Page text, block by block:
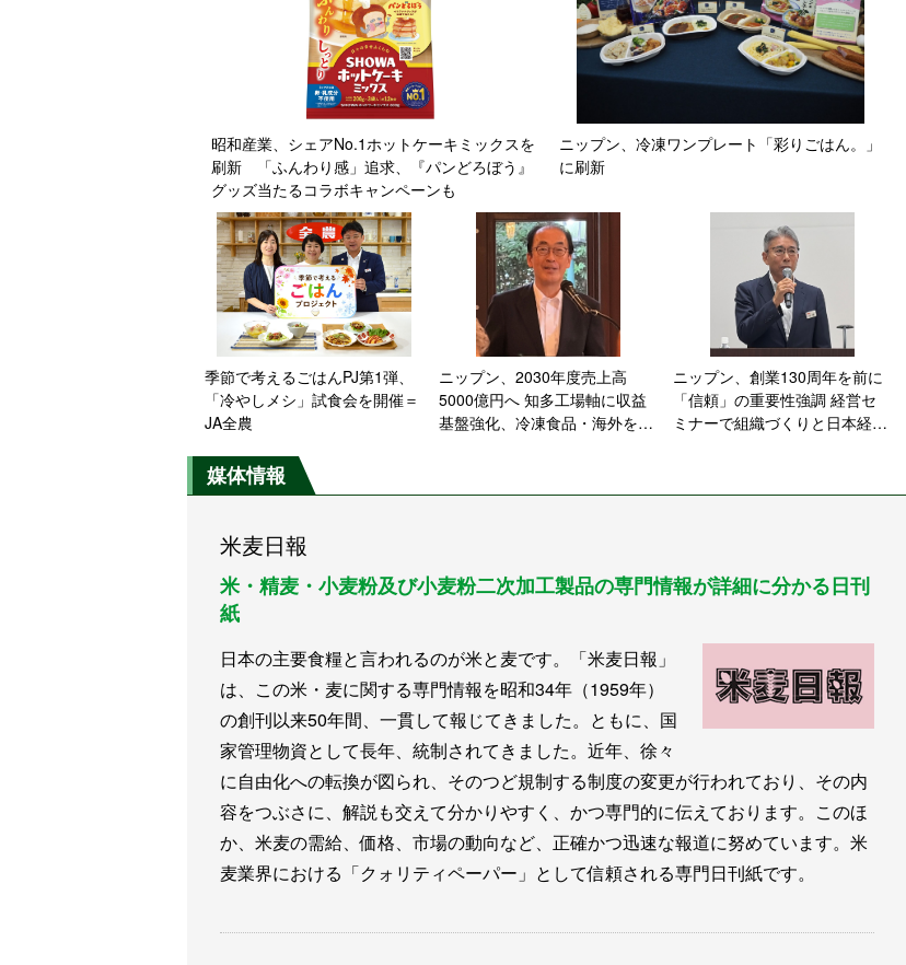
昭和産業、シェアNo.1ホットケーキミックスを
刷新 「ふんわり感」追求、『パンどろぼう』
グッズ当たるコラボキャンペーンも
ニップン、冷凍ワンプレート「彩りごはん。」
に刷新
季節で考えるごはんPJ第1弾、
「冷やしメシ」試食会を開催＝
JA全農
ニップン、2030年度売上高
5000億円へ 知多工場軸に収益
基盤強化、冷凍食品・海外を拡
ニップン、創業130周年を前に
「信頼」の重要性強調 経営セ
ミナーで組織づくりと日本経済
媒体情報
米麦日報
米・精麦・小麦粉及び小麦粉二次加工製品の専門情報が詳細に分かる日刊
紙
日本の主要食糧と言われるのが米と麦です。「米麦日報」
は、この米・麦に関する専門情報を昭和34年（1959年）
の創刊以来50年間、一貫して報じてきました。ともに、国
家管理物資として長年、統制されてきました。近年、徐々
に自由化への転換が図られ、そのつど規制する制度の変更が行われており、その内
容をつぶさに、解説も交えて分かりやすく、かつ専門的に伝えております。このほ
か、米麦の需給、価格、市場の動向など、正確かつ迅速な報道に努めています。米
麦業界における「クォリティペーパー」として信頼される専門日刊紙です。